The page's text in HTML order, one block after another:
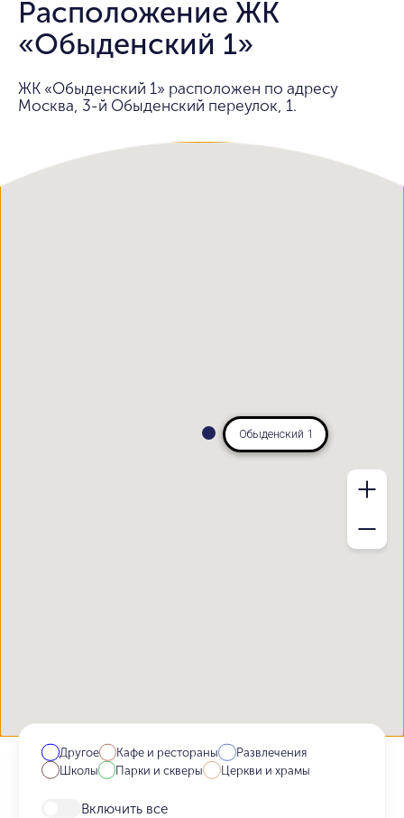
Расположение ЖК
«Обыденский 1»
ЖК «Обыденский 1» расположен по адресу
Москва, 3-й Обыденский переулок, 1.
Обыденский 1
Другое Кафе и рестораны
Развлечения
Школы
Парки и скверы Церкви и храмы
Включить все